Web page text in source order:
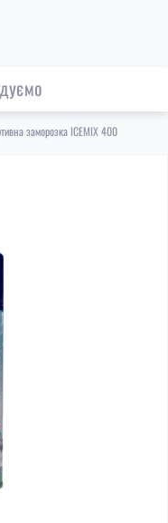
заморозка ICEMIX 400